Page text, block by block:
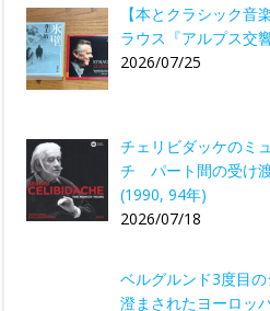
【本とクラシック音
ラウス『アルプス交響
2026/07/25
チェリビダッケのミ
チ パート間の受け
(1990, 94年)
2026/07/18
ベルグルンド3度目
澄まされたヨーロッ